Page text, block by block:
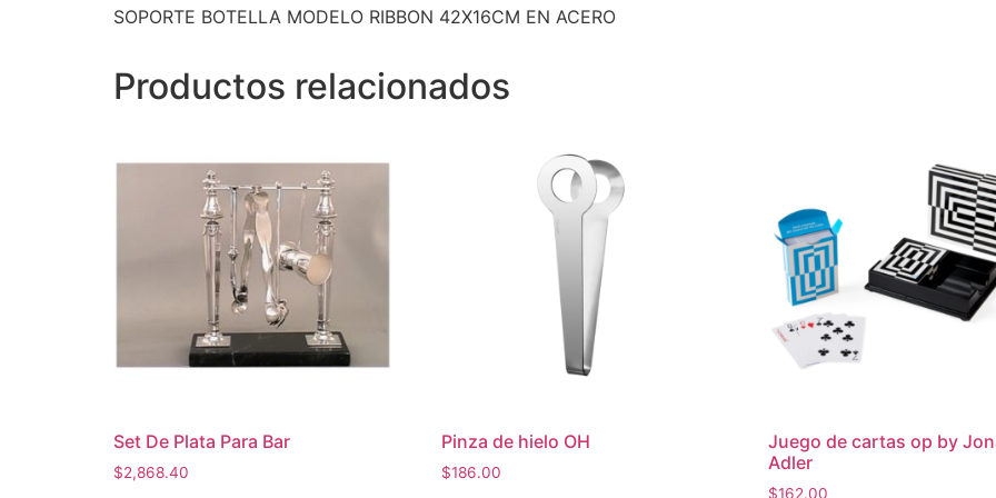
SOPORTE BOTELLA MODELO RIBBON 42X16CM EN ACERO
Productos relacionados
Set De Plata Para Bar
$2,868.40
Pinza de hielo OH
$186.00
Juego de cartas op by
Adler
$162.00